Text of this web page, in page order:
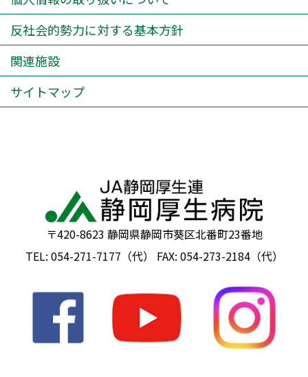
反社会的勢力に対する基本方針
関連施設
サイトマップ
〒420-8623 静岡県静岡市葵区北番町23番地
TEL: 054-271-7177（代） FAX: 054-273-2184（代）